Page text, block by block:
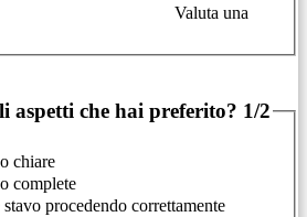
Valuta una
aspetti che hai preferito? 1/2
chiare
complete
procedendo correttamente